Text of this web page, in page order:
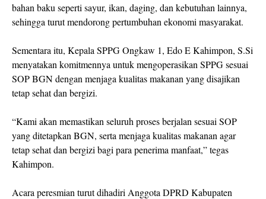
bahan baku seperti sayur, ikan, daging, dan kebutuhan lainnya,
sehingga turut mendorong pertumbuhan ekonomi masyarakat.
Sementara itu, Kepala SPPG Ongkaw 1, Edo E Kahimpon, S.Si
menyatakan komitmennya untuk mengoperasikan SPPG sesuai
SOP BGN dengan menjaga kualitas makanan yang disajikan
tetap sehat dan bergizi.
“Kami akan memastikan seluruh proses berjalan sesuai SOP
yang ditetapkan BGN, serta menjaga kualitas makanan agar
tetap sehat dan bergizi bagi para penerima manfaat,” tegas
Kahimpon.
Acara peresmian turut dihadiri Anggota DPRD Kabupaten